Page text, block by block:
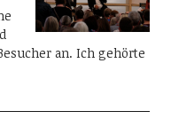
an. Ich gehörte